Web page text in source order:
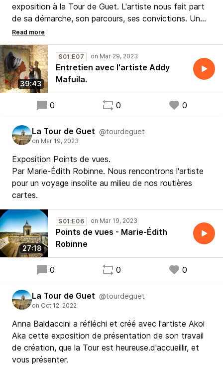
exposition à la Tour de Guet. L'artiste nous fait part
de sa démarche, son parcours, ses convictions. Un
voyage entre Afrique et France, une recherche du
juste, de la justesse aussi. Interview par Akoi Aka,
D.A. La Tour de Guet.
39:43
S01:E07
Entretien avec l'artiste Addy
Mafuila.
0 0 0
La Tour de Guet @tourdeguet
Exposition Points de vues.
Par Marie-Édith Robinne. Nous rencontrons l'artiste
pour un voyage insolite au milieu de nos routières
cartes.
27:18
S01:E06
Points de vues - Marie-Édith
Robinne
0 0 0
La Tour de Guet @tourdeguet
Anna Baldaccini a réfléchi et créé avec l'artiste Akoi
Aka cette exposition de présentation de son travail
de création, que la Tour est heureuse.d'accueillir, et
vous présenter.